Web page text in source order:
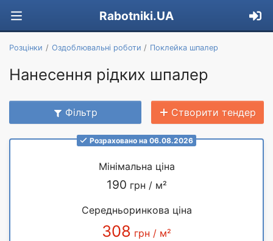
Rabotniki.UA
Розцінки Оздоблювальні роботи Поклейка шпалер
Нанесення рідких шпалер
Фільтр Створити тендер
Розраховано на 06.08.2026
Мінімальна ціна
190 грн / м²
Середньоринкова ціна
308 грн / м²